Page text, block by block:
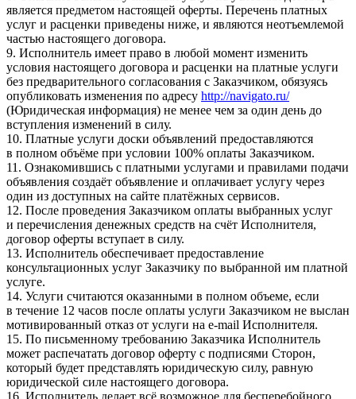
является предметом настоящей оферты. Перечень платных
услуг и расценки приведены ниже, и являются неотъемлемой
частью настоящего договора.
9. Исполнитель имеет право в любой момент изменить
условия настоящего договора и расценки на платные услуги
без предварительного согласования с Заказчиком, обязуясь
опубликовать изменения по адресу http://navigato.ru/
(Юридическая информация) не менее чем за один день до
вступления изменений в силу.
10. Платные услуги доски объявлений предоставляются
в полном объёме при условии 100% оплаты Заказчиком.
11. Ознакомившись с платными услугами и правилами подачи
объявления создаёт объявление и оплачивает услугу через
один из доступных на сайте платёжных сервисов.
12. После проведения Заказчиком оплаты выбранных услуг
и перечисления денежных средств на счёт Исполнителя,
договор оферты вступает в силу.
13. Исполнитель обеспечивает предоставление
консультационных услуг Заказчику по выбранной им платной
услуге.
14. Услуги считаются оказанными в полном объеме, если
в течение 12 часов после оплаты услуги Заказчиком не выслан
мотивированный отказ от услуги на e-mail Исполнителя.
15. По письменному требованию Заказчика Исполнитель
может распечатать договор оферту с подписями Сторон,
который будет представлять юридическую силу, равную
юридической силе настоящего договора.